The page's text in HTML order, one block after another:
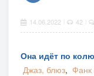
14.06.2022 42
Она идёт по
Джаз, блюз, Фанк